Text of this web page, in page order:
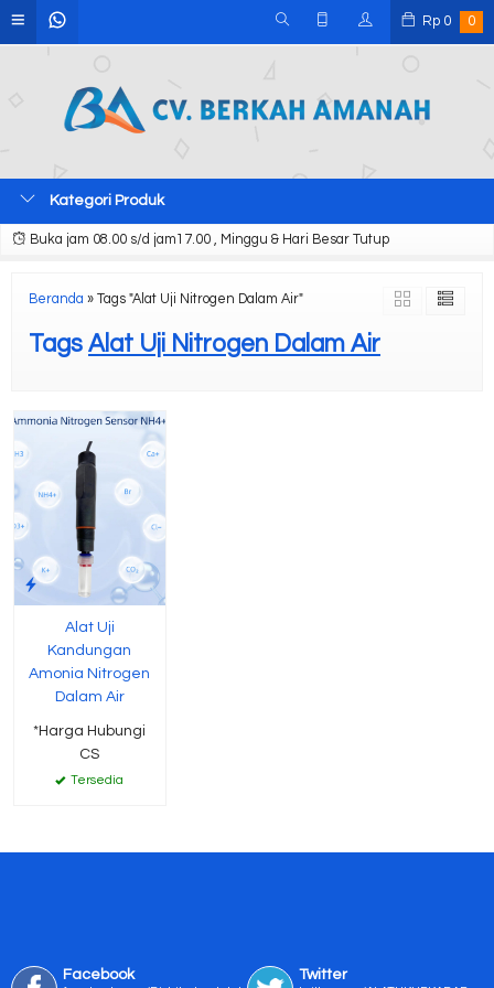
Rp 0 0
Kategori Produk
Buka jam 08.00 s/d jam17.00 , Minggu & Hari Besar Tutup
Beranda » Tags "Alat Uji Nitrogen Dalam Air"
Tags Alat Uji Nitrogen Dalam Air
Alat Uji
Kandungan
Amonia Nitrogen
Dalam Air
*Harga Hubungi
CS
Tersedia
Facebook Twitter